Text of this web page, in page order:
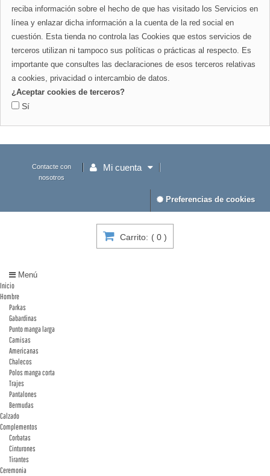
reciba información sobre el hecho de que has visitado los Servicios en
línea y enlazar dicha información a la cuenta de la red social en
cuestión. Esta tienda no controla las Cookies que estos servicios de
terceros utilizan ni tampoco sus políticas o prácticas al respecto. Es
importante que consultes las declaraciones de esos terceros relativas
a cookies, privacidad o intercambio de datos.
¿Aceptar cookies de terceros?
Sí
Mi cuenta
Contacte con
nosotros
Preferencias de cookies
Carrito: ( 0 )
Menú
Inicio
Hombre
Parkas
Gabardinas
Punto manga larga
Camisas
Americanas
Chalecos
Polos manga corta
Trajes
Pantalones
Bermudas
Calzado
Complementos
Corbatas
Cinturones
Tirantes
Ceremonia